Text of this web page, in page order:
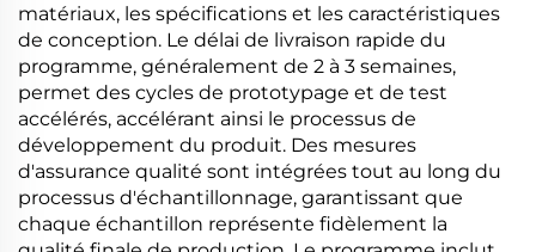
matériaux, les spécifications et les caractéristiques
de conception. Le délai de livraison rapide du
programme, généralement de 2 à 3 semaines,
permet des cycles de prototypage et de test
accélérés, accélérant ainsi le processus de
développement du produit. Des mesures
d'assurance qualité sont intégrées tout au long du
processus d'échantillonnage, garantissant que
chaque échantillon représente fidèlement la